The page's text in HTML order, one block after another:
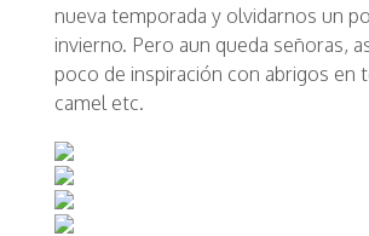
nueva temporada y olvidarnos un
invierno. Pero aun queda señoras,
poco de inspiración con abrigos en
camel etc.